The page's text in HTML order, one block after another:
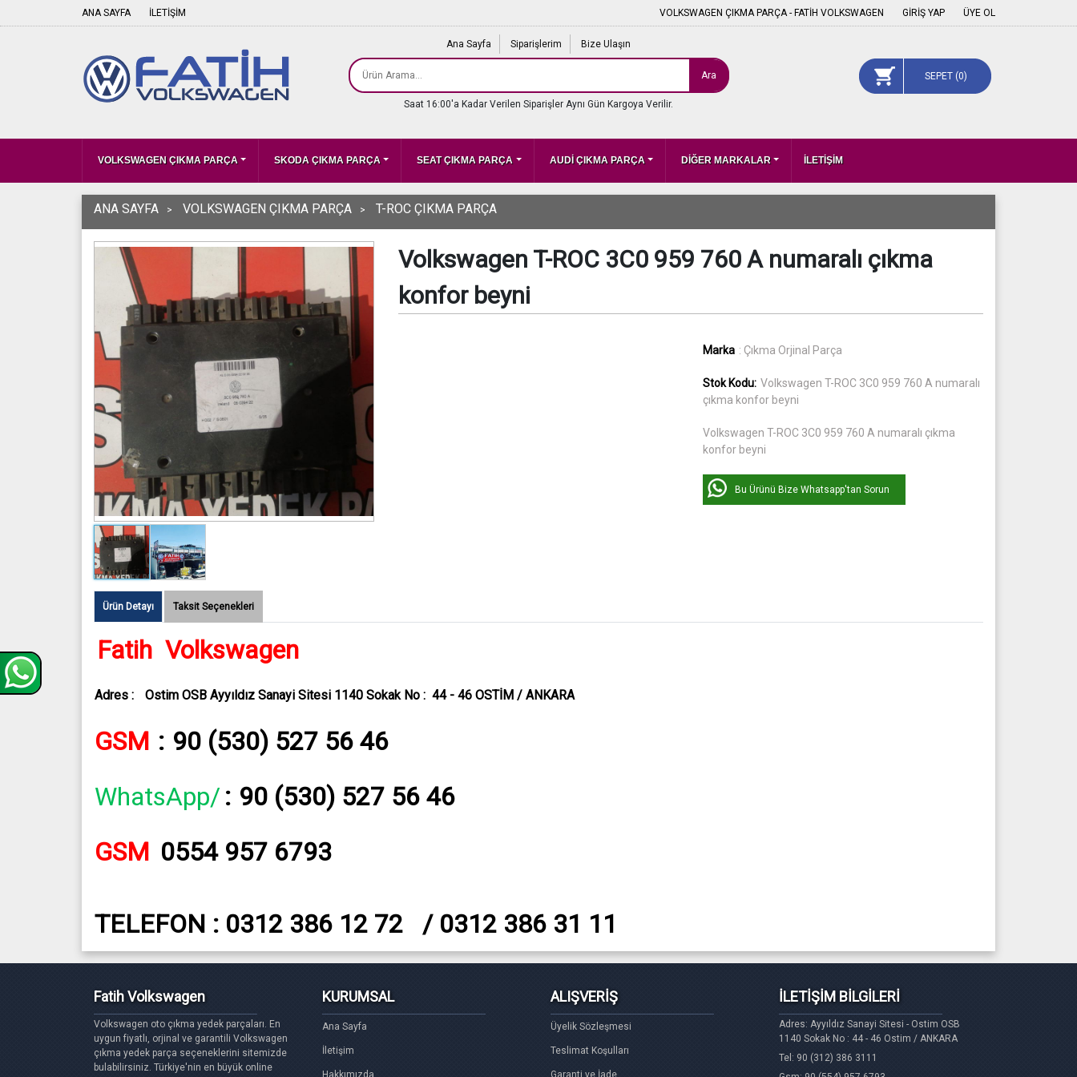
ANA SAYFA İLETİŞİM VOLKSWAGEN ÇIKMA PARÇA - FATİH VOLKSWAGEN GİRİŞ YAP ÜYE OL
Ana Sayfa Siparişlerim Bize Ulaşın
Ara
Saat 16:00'a Kadar Verilen Siparişler Aynı Gün Kargoya Verilir.
SEPET (0)
VOLKSWAGEN ÇIKMA PARÇA SKODA ÇIKMA PARÇA SEAT ÇIKMA PARÇA AUDİ ÇIKMA PARÇA DİĞER MARKALAR İLETİŞİM
ANA SAYFA VOLKSWAGEN ÇIKMA PARÇA T-ROC ÇIKMA PARÇA
Volkswagen T-ROC 3C0 959 760 A numaralı çıkma
konfor beyni
Marka : Çıkma Orjinal Parça
Stok Kodu: Volkswagen T-ROC 3C0 959 760 A numaralı
çıkma konfor beyni
Volkswagen T-ROC 3C0 959 760 A numaralı çıkma
konfor beyni
Bu Ürünü Bize Whatsapp'tan Sorun
Ürün Detayı Taksit Seçenekleri
Fatih Volkswagen
Adres : Ostim OSB Ayyıldız Sanayi Sitesi 1140 Sokak No : 44 - 46 OSTİM / ANKARA
GSM : 90 (530) 527 56 46
WhatsApp/ : 90 (530) 527 56 46
GSM 0554 957 6793
TELEFON : 0312 386 12 72 / 0312 386 31 11
Fatih Volkswagen
Volkswagen oto çıkma yedek parçaları. En
uygun fiyatlı, orjinal ve garantili Volkswagen
çıkma yedek parça seçeneklerini sitemizde
bulabilirsiniz. Türkiye'nin en büyük online
KURUMSAL
Ana Sayfa
İletişim
Hakkımızda
ALIŞVERİŞ
Üyelik Sözleşmesi
Teslimat Koşulları
Garanti ve İade
İLETİŞİM BİLGİLERİ
Adres: Ayyıldız Sanayi Sitesi - Ostim OSB
1140 Sokak No : 44 - 46 Ostim / ANKARA
Tel: 90 (312) 386 3111